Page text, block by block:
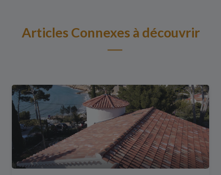
Articles Connexes à découvrir